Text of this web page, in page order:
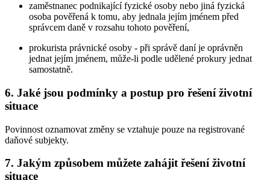
zaměstnanec podnikající fyzické osoby nebo jiná fyzická
osoba pověřená k tomu, aby jednala jejím jménem před
správcem daně v rozsahu tohoto pověření,
prokurista právnické osoby - při správě daní je oprávněn
jednat jejím jménem, může-li podle udělené prokury jednat
samostatně.
6. Jaké jsou podmínky a postup pro řešení životní
situace
Povinnost oznamovat změny se vztahuje pouze na registrované
daňové subjekty.
7. Jakým způsobem můžete zahájit řešení životní
situace